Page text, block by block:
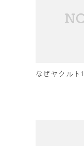
なぜヤクル